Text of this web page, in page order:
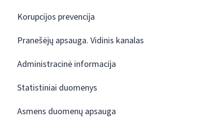
Korupcijos prevencija
Pranešėjų apsauga. Vidinis kanalas
Administracinė informacija
Statistiniai duomenys
Asmens duomenų apsauga